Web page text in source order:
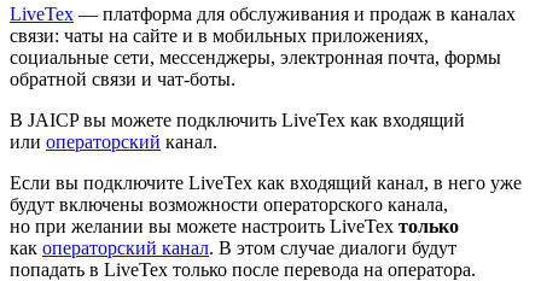
LiveTex — платформа для обслуживания и продаж в каналах
связи: чаты на сайте и в мобильных приложениях,
социальные сети, мессенджеры, электронная почта, формы
обратной связи и чат-боты.
В JAICP вы можете подключить LiveTex как входящий
или операторский канал.
Если вы подключите LiveTex как входящий канал, в него уже
будут включены возможности операторского канала,
но при желании вы можете настроить LiveTex только
как операторский канал. В этом случае диалоги будут
попадать в LiveTex только после перевода на оператора.